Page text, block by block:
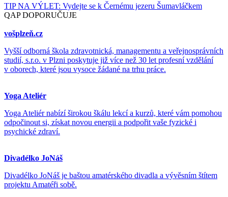
TIP NA VÝLET: Vydejte se k Černému jezeru Šumavláčkem
QAP DOPORUČUJE
vošplzeň.cz
Vyšší odborná škola zdravotnická, managementu a veřejnosprávních
studií, s.r.o. v Plzni poskytuje již více než 30 let profesní vzdělání
v oborech, které jsou vysoce žádané na trhu práce.
Yoga Ateliér
Yoga Ateliér nabízí širokou škálu lekcí a kurzů, které vám pomohou
odpočinout si, získat novou energii a podpořit vaše fyzické i
psychické zdraví.
Divadélko JoNáš
Divadélko JoNáš je baštou amatérského divadla a vývěsním štítem
projektu Amatéři sobě.